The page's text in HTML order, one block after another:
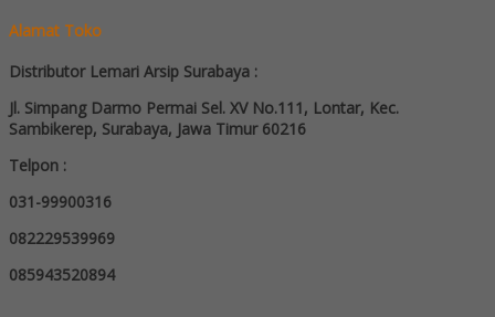
Alamat Toko
Distributor Lemari Arsip Surabaya :
Jl. Simpang Darmo Permai Sel. XV No.111, Lontar, Kec.
Sambikerep, Surabaya, Jawa Timur 60216
Telpon :
031-99900316
082229539969
085943520894